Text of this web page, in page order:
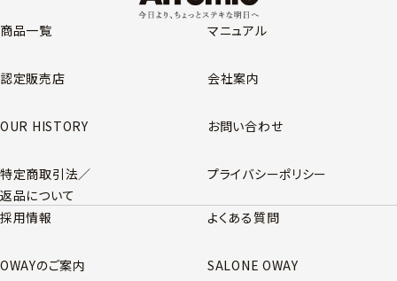
商品一覧 マニュアル
認定販売店 会社案内
OUR HISTORY お問い合わせ
特定商取引法／
返品について
プライバシーポリシー
採用情報 よくある質問
OWAYのご案内 SALONE OWAY